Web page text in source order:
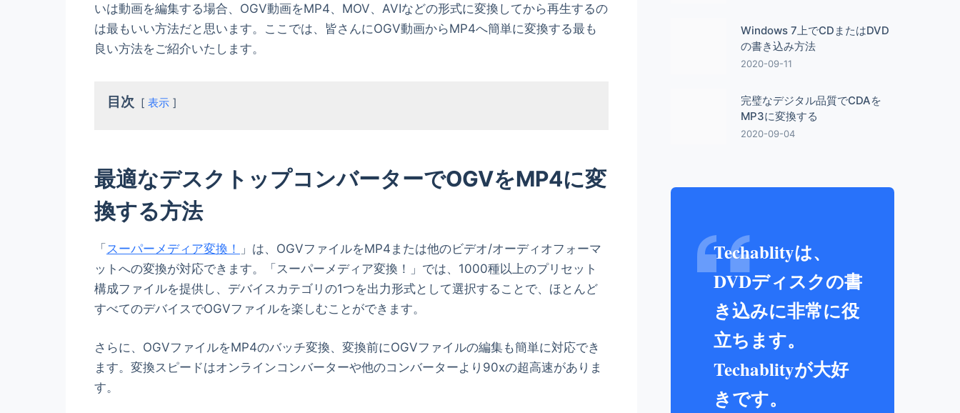
いは動画を編集する場合、OGV動画をMP4、MOV、AVIなどの形式に変換してから再生するの
は最もいい方法だと思います。ここでは、皆さんにOGV動画からMP4へ簡単に変換する最も
良い方法をご紹介いたします。
目次 表示
最適なデスクトップコンバーターでOGVをMP4に変
換する方法
「 スーパーメディア変換 ！
」は、OGVファイルをMP4または他のビデオ/オーディオフォーマ
ットへの変換が対応できます。「スーパーメディア変換！」では、1000種以上のプリセット
構成ファイルを提供し、デバイスカテゴリの1つを出力形式として選択することで、ほとんど
すべてのデバイスでOGVファイルを楽しむことができます。
さらに、OGVファイルをMP4のバッチ変換、変換前にOGVファイルの編集も簡単に対応でき
ます。変換スピードはオンラインコンバーターや他のコンバーターより90xの超高速がありま
す。
Windows 7上でCDまたはDVD
の書き込み方法
2020-09-11
完璧なデジタル品質でCDAを
MP3に変換する
2020-09-04
Techablityは、
DVDディスクの書
き込みに非常に役
立ちます。
Techablityが大好
きです。